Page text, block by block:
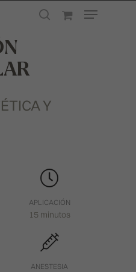
o ESC para
Y
APLICACIÓN
15 minutos
ANESTESIA